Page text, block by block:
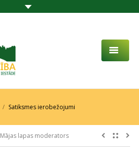
PAR MUMS
Satiksmes ierobežojumi
Mājas lapas moderators